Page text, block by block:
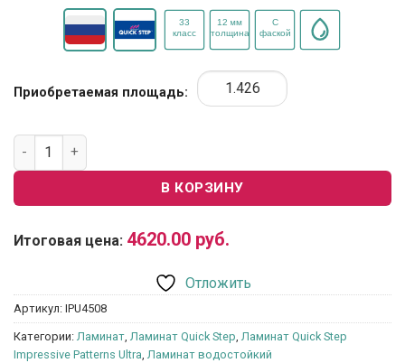
Приобретаемая площадь:
Количество товара Ламинат Quick Step Impressive
В КОРЗИНУ
Итоговая цена: 4620.00 руб.
Отложить
Артикул: IPU4508
Категории: Ламинат, Ламинат Quick Step, Ламинат Quick Step
Impressive Patterns Ultra, Ламинат водостойкий